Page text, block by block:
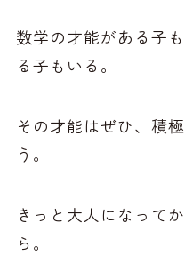
数学の才能がある子
る子もいる。
その才能はぜひ、積
う。
きっと大人になって
ら。